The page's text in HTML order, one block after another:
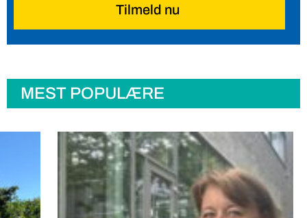
Tilmeld nu
MEST POPULÆRE